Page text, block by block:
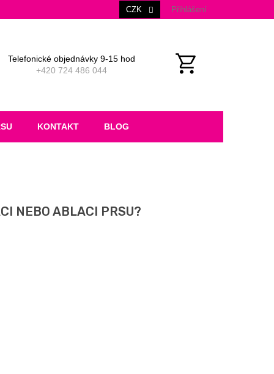
CZK Přihlášení
Telefonické objednávky 9-15 hod
+420 724 486 044
KONTAKT BLOG
NEBO ABLACI PRSU?